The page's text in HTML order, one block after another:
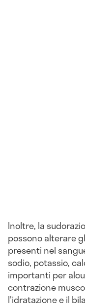
Inoltre, la
possono alterare
presenti nel
sodio, potassio,
importanti per
contrazione
l'idratazione e il